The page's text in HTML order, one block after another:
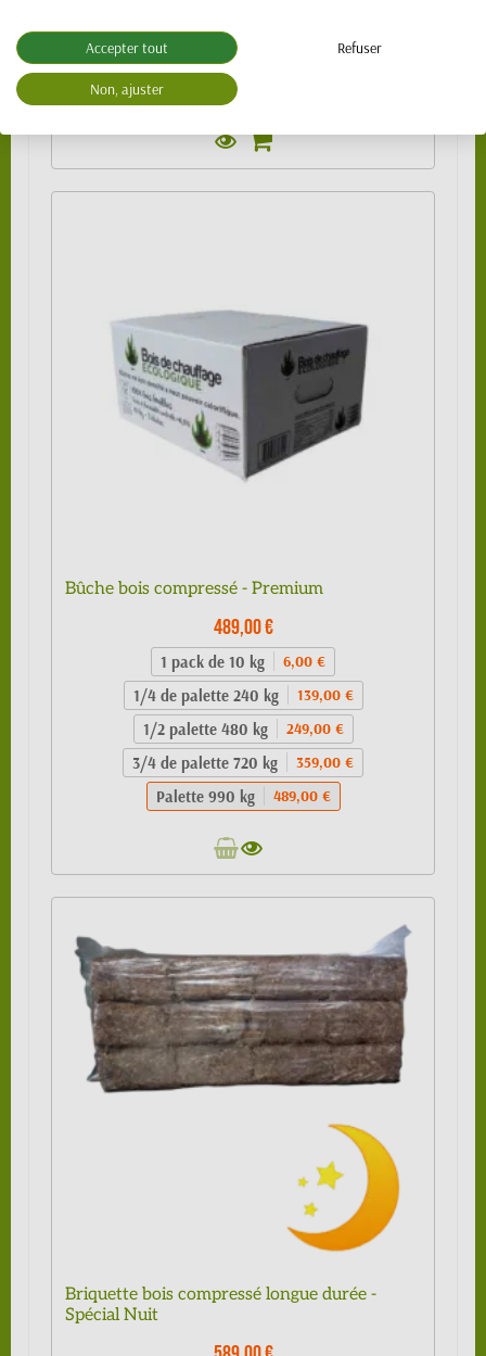
3/4 de palette 720 kg 329,00 €
Palette 960 kg
Bûche bois compressé - Premium
489,00 €
1 pack de 10 kg 6,00 €
1/4 de palette 240 kg 139,00 €
1/2 palette 480 kg 249,00 €
3/4 de palette 720 kg 359,00 €
Palette 990 kg 489,00 €
Briquette bois compressé longue durée -
Spécial Nuit
Accepter tout Refuser
Non, ajuster